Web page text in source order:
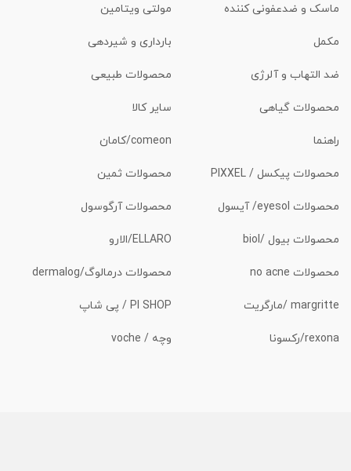
ماسک و ضدعفونی کننده مولتی ویتامین
مکمل بارداری و شیردهی
ضد التهاب و آلرژی محصولات طبیعی
محصولات گیاهی سایر کالا
راهنما comeon/کامان
محصولات پیکسل / PIXXEL محصولات ثمین
محصولات eyesol/ آیسول محصولات آرگوسول
محصولات بیول /biol ELLARO/الارو
محصولات no acne محصولات درمالوگ/dermalog
margritte /مارگریت PI SHOP / پی شاپ
rexona/رکسونا وچه / voche